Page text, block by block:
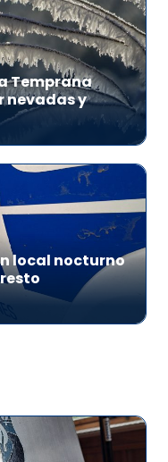
Temprana
nevadas y
local nocturno